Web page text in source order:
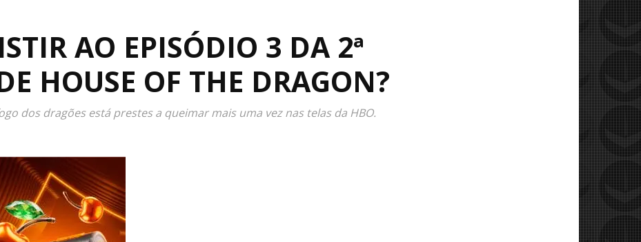
Galáxia:
AO EPISÓDIO 3 DA 2ª
HOUSE OF THE DRAGON?
dos dragões está prestes a queimar mais uma vez nas telas da HBO.